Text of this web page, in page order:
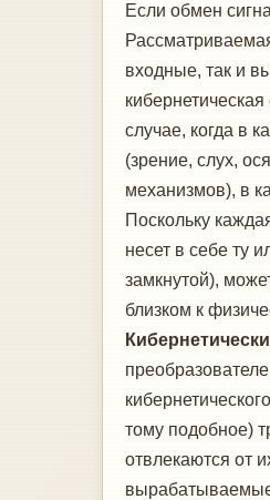
Если обмен
входные, так и
случае, когда в
(зрение, слух,
механизмов), в
Поскольку
несет в себе ту
замкнутой),
близком к
тому подобное)
отвлекаются от